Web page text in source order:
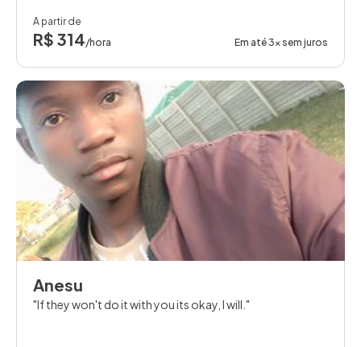
A partir de
R$ 314/hora Em até 3x sem juros
Anesu
If they won't do it with you its okay, I will.